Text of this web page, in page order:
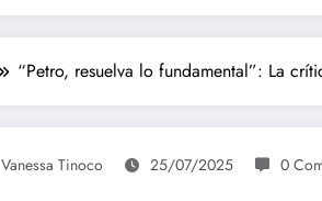
“Petro, resuelva lo fundamental”: La
Vanessa Tinoco 25/07/2025 0